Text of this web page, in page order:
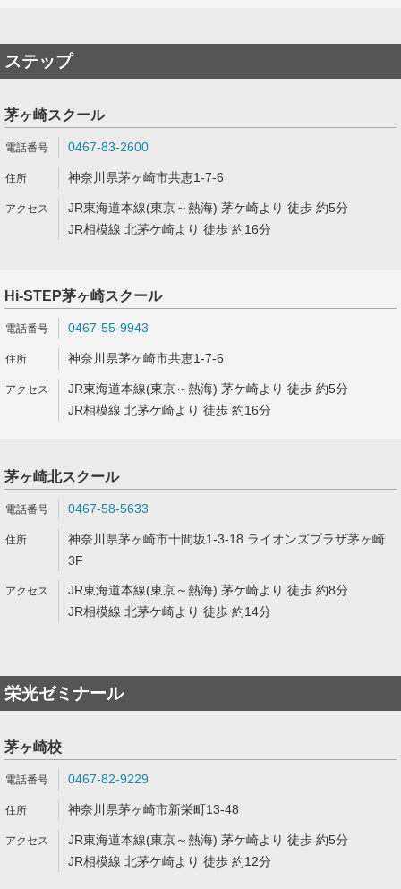
ステップ
茅ヶ崎スクール
0467-83-2600
神奈川県茅ヶ崎市共恵1-7-6
JR東海道本線(東京～熱海) 茅ケ崎より 徒歩 約5分
JR相模線 北茅ケ崎より 徒歩 約16分
Hi-STEP茅ヶ崎スクール
0467-55-9943
神奈川県茅ヶ崎市共恵1-7-6
JR東海道本線(東京～熱海) 茅ケ崎より 徒歩 約5分
JR相模線 北茅ケ崎より 徒歩 約16分
茅ヶ崎北スクール
0467-58-5633
神奈川県茅ヶ崎市十間坂1-3-18 ライオンズプラザ茅ヶ崎
3F
JR東海道本線(東京～熱海) 茅ケ崎より 徒歩 約8分
JR相模線 北茅ケ崎より 徒歩 約14分
栄光ゼミナール
茅ヶ崎校
0467-82-9229
神奈川県茅ヶ崎市新栄町13-48
JR東海道本線(東京～熱海) 茅ケ崎より 徒歩 約5分
JR相模線 北茅ケ崎より 徒歩 約12分